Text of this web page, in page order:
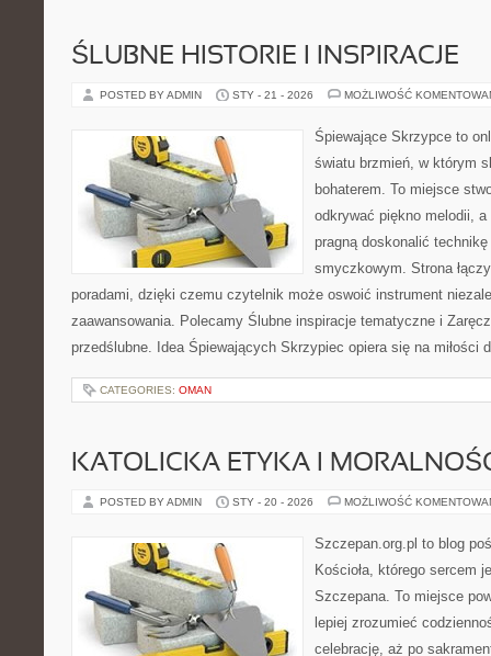
ŚLUBNE HISTORIE I INSPIRACJE
POSTED BY ADMIN STY - 21 - 2026 MOŻLIWOŚĆ
Śpiewające Skrzypce to
światu brzmień, w którym
bohaterem. To miejsce
odkrywać piękno melodii,
pragną doskonalić
smyczkowym. Strona
poradami, dzięki czemu czytelnik może oswoić instrument
zaawansowania. Polecamy Ślubne inspiracje tematyczne i
przedślubne. Idea Śpiewających Skrzypiec opiera się na
CATEGORIES: OMAN
KATOLICKA ETYKA I
POSTED BY ADMIN STY - 20 - 2026 MOŻLIWOŚĆ
Szczepan.org.pl to blog
Kościoła, którego sercem
Szczepana. To miejsce
lepiej zrozumieć
celebrację, aż po